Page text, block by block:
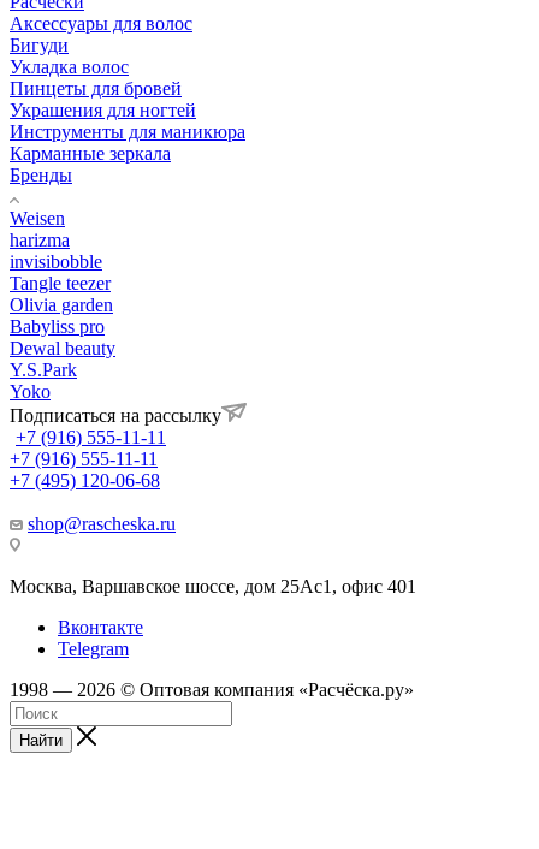
Аксессуары для волос
Бигуди
Укладка волос
Пинцеты для бровей
Украшения для ногтей
Инструменты для маникюра
Карманные зеркала
Бренды
Weisen
harizma
invisibobble
Tangle teezer
Olivia garden
Babyliss pro
Dewal beauty
Y.S.Park
Yoko
Подписаться на рассылку
+7 (916) 555-11-11
+7 (916) 555-11-11
+7 (495) 120-06-68
shop@rascheska.ru
Москва, Варшавское шоссе, дом 25Аc1, офис 401
Вконтакте
Telegram
1998 — 2026 © Оптовая компания «Расчёска.ру»
Найти